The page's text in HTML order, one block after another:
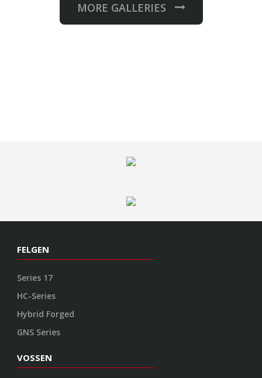
MORE GALLERIES
FELGEN
Series 17
HC-Series
Hybrid Forged
GNS Series
VOSSEN